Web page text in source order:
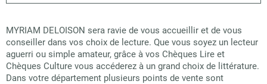
MYRIAM DELOISON sera ravie de vous accueillir et de vous
conseiller dans vos choix de lecture. Que vous soyez un lecteur
aguerri ou simple amateur, grâce à vos Chèques Lire et
Chèques Culture vous accéderez à un grand choix de littérature.
Dans votre département plusieurs points de vente sont